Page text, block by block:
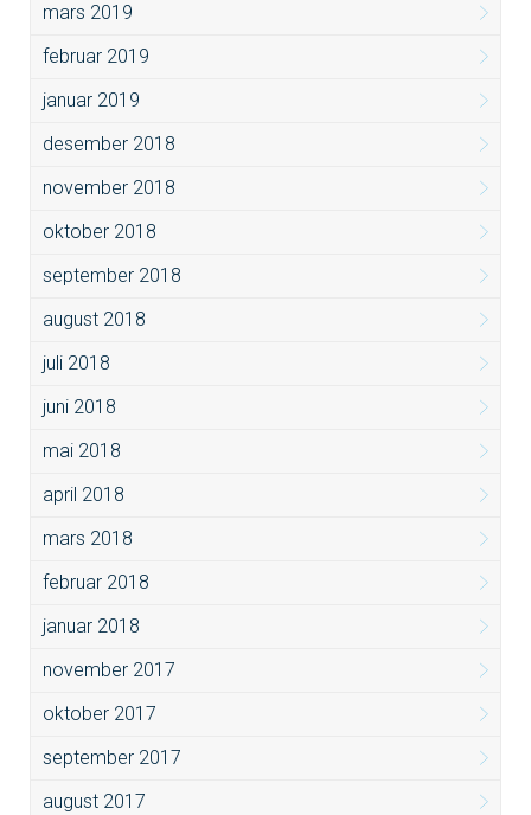
mars 2019
februar 2019
januar 2019
desember 2018
november 2018
oktober 2018
september 2018
august 2018
juli 2018
juni 2018
mai 2018
april 2018
mars 2018
februar 2018
januar 2018
november 2017
oktober 2017
september 2017
august 2017